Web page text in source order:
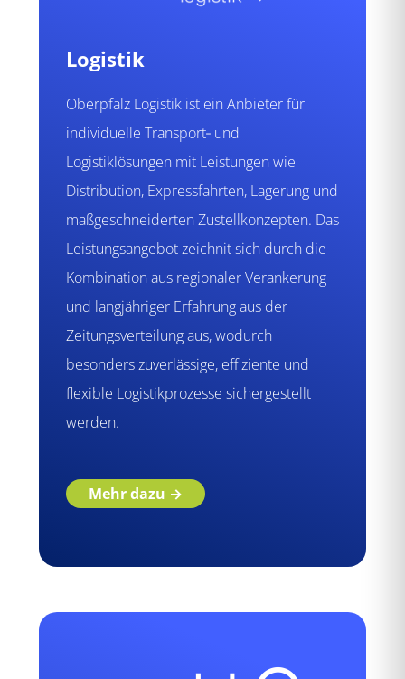
Logistik
Oberpfalz Logistik ist ein Anbieter für
individuelle Transport‑ und
Logistiklösungen mit Leistungen wie
Distribution, Expressfahrten, Lagerung und
maßgeschneiderten Zustellkonzepten. Das
Leistungsangebot zeichnit sich durch die
Kombination aus regionaler Verankerung
und langjähriger Erfahrung aus der
Zeitungsverteilung aus, wodurch
besonders zuverlässige, effiziente und
flexible Logistikprozesse sichergestellt
werden.
Mehr dazu →